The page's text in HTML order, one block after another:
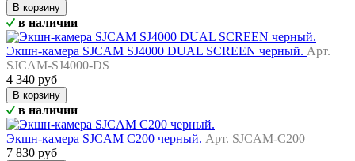
В корзину
в наличии
Экшн-камера SJCAM SJ4000 DUAL SCREEN черный. Арт.
SJCAM-SJ4000-DS
4 340 руб
В корзину
в наличии
Экшн-камера SJCAM C200 черный. Арт. SJCAM-C200
7 830 руб